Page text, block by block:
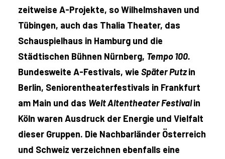
zeitweise A-Projekte, so Wilhelmshaven und
Tübingen, auch das Thalia Theater, das
Schauspielhaus in Hamburg und die
Städtischen Bühnen Nürnberg, Tempo 100.
Bundesweite A-Festivals, wie Später Putzin
Berlin, Seniorentheaterfestivals in Frankfurt
am Main und das Welt Altentheater Festivalin
Köln waren Ausdruck der Energie und Vielfalt
dieser Gruppen. Die Nachbarländer Österreich
und Schweiz verzeichnen ebenfalls eine